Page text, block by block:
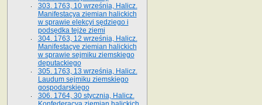
303. 1763, 10 września, Halicz.
Manifestacya ziemian halickich
w sprawie elekcyi sędziego i
podsędka tejże ziemi
304. 1763, 12 września, Halicz.
Manifestacye ziemian halickich
w sprawie sejmiku ziemskiego
deputackiego
305. 1763, 13 września, Halicz.
Laudum sejmiku ziemskiego
gospodarskiego
306. 1764, 30 stycznia, Halicz.